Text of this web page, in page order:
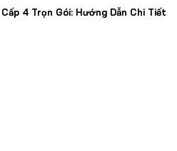
4 Trọn Gói: Hướng Dẫn Chi Tiết